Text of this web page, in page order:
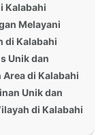
Kalabahi
Melayani
di Kalabahi
Unik dan
di Kalabahi
Unik dan
di Kalabahi